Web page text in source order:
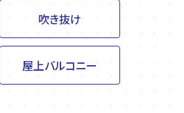
吹き抜け
屋上バルコニー